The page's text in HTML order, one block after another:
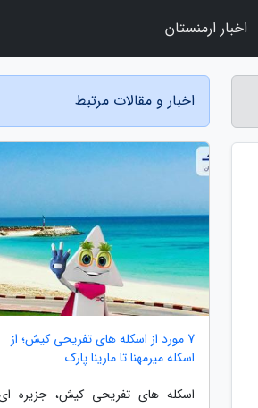
اخبار و مقالات مرتبط
7 مورد از اسکله های تفریحی کیش؛ از
اسکله میرمهنا تا مارینا پارک
اسکله های تفریحی کیش، جزیره
اخبار ارمنستان